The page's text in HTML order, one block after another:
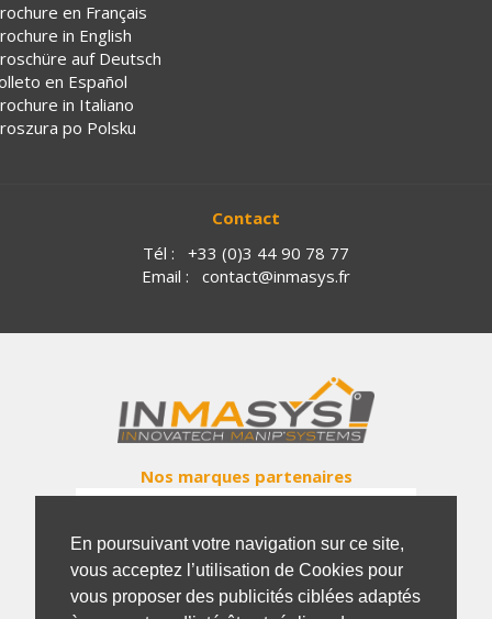
En poursuivant votre navigation sur ce site,
vous acceptez l’utilisation de Cookies pour
vous proposer des publicités ciblées adaptés
en Français
in English
auf Deutsch
en Español
in Italiano
po Polsku
Contact
Tél :
+33 (0)3 44 90 78 77
Email :
contact@inmasys.fr
Nos marques partenaires